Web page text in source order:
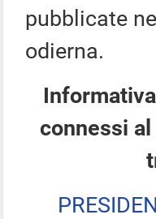
pubblicate
odierna.
connessi